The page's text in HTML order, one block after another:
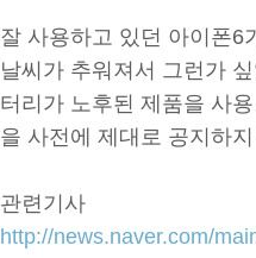
잘 사용하고 있던 아이폰6
날씨가 추워져서 그런가
터리가 노후된 제품을 사
을 사전에 제대로 공지하
관련기사
http://news.naver.com/